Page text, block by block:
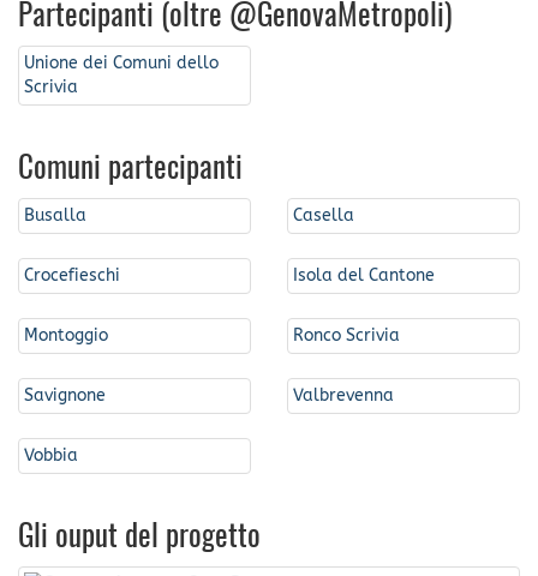
Partecipanti (oltre @GenovaMetropoli)
Unione dei Comuni dello
Scrivia
Comuni partecipanti
Busalla Casella
Crocefieschi Isola del Cantone
Montoggio Ronco Scrivia
Savignone Valbrevenna
Vobbia
Gli ouput del progetto